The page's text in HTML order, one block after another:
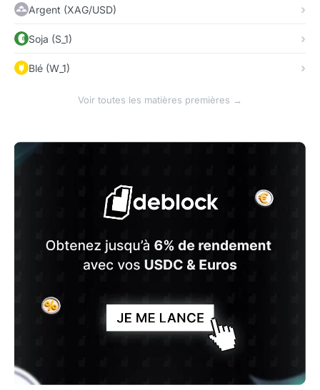
Argent (XAG/USD)
Soja (S_1)
Blé (W_1)
Voir toutes les matières premières →